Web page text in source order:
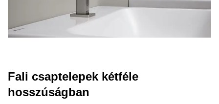
Fali csaptelepek kétféle
hosszúságban